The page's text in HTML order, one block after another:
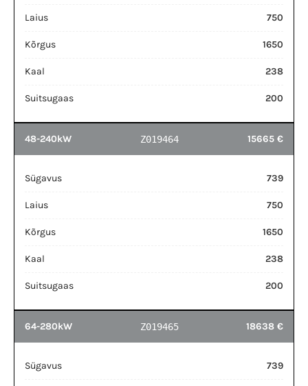
Laius 750
Kõrgus 1650
Kaal 238
Suitsugaas 200
48-240kW Z019464 15665 €
Sügavus 739
Laius 750
Kõrgus 1650
Kaal 238
Suitsugaas 200
64-280kW Z019465 18638 €
Sügavus 739